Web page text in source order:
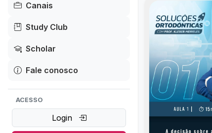
Canais
Study Club
Scholar
Fale conosco
ACESSO
Login